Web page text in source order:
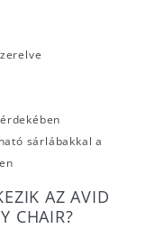
sárlábakkal a
AZ AVID
CHAIR?